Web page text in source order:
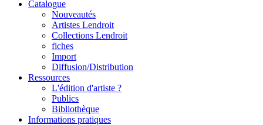
Catalogue
Nouveautés
Artistes Lendroit
Collections Lendroit
fiches
Import
Diffusion/Distribution
Ressources
L'édition d'artiste ?
Publics
Bibliothèque
Informations pratiques